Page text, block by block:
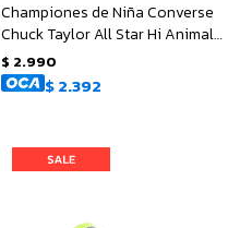
Championes de Niña Converse
Chuck Taylor All Star Hi Animal
Junior - Animal Print
$ 2.990
$2.392